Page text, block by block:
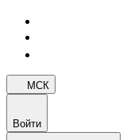
МСК
Войти